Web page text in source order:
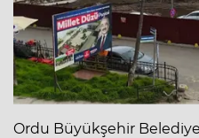
Ordu Büyükşehir